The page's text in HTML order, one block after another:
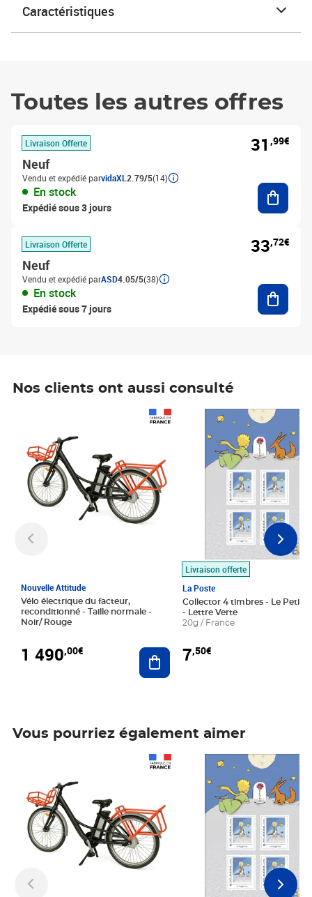
Caractéristiques
Toutes les autres offres
Livraison Offerte
Neuf
Vendu et expédié parvidaXL 2.79/5(14)
En stock
Expédié sous 3 jours
31 ,99€
Livraison Offerte
Neuf
Vendu et expédié parASD4.05/5(38)
En stock
Expédié sous 7 jours
33,72€
Nos clients ont aussi consulté
Nouvelle Attitude
Vélo électrique du facteur,
reconditionné - Taille normale -
Noir/ Rouge
1 490,00€ Ajouter au panier
Livraison offerte
La Poste
Collector 4 timbres - Le Petit
- Lettre Verte
20g / France
7,50€
Prix 7,50€
Vous pourriez également aimer
Prix 7,50€